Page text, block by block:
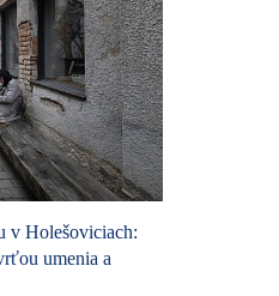
v Holešoviciach:
umenia a